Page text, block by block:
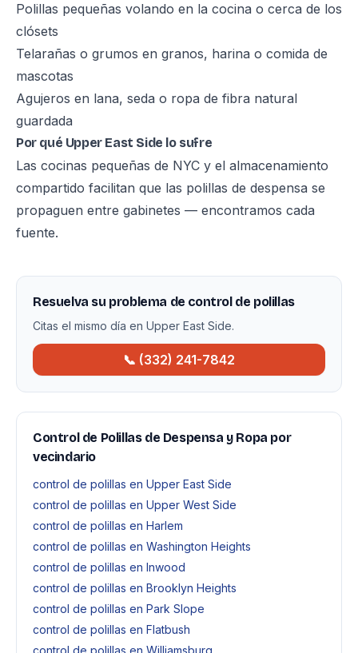
Polillas pequeñas volando en la cocina o cerca de los
clósets
Telarañas o grumos en granos, harina o comida de
mascotas
Agujeros en lana, seda o ropa de fibra natural
guardada
Por qué Upper East Side lo sufre
Las cocinas pequeñas de NYC y el almacenamiento
compartido facilitan que las polillas de despensa se
propaguen entre gabinetes — encontramos cada
fuente.
Resuelva su problema de control de polillas
Citas el mismo día en Upper East Side.
📞 (332) 241-7842
Control de Polillas de Despensa y Ropa por
vecindario
control de polillas en Upper East Side
control de polillas en Upper West Side
control de polillas en Harlem
control de polillas en Washington Heights
control de polillas en Inwood
control de polillas en Brooklyn Heights
control de polillas en Park Slope
control de polillas en Flatbush
control de polillas en Williamsburg